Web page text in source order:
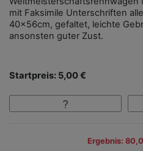
mit Faksimile Unterschriften
40x56cm, gefaltet, leichte
ansonsten guter Zust.
Startpreis: 5,00 €
Ergebnis: